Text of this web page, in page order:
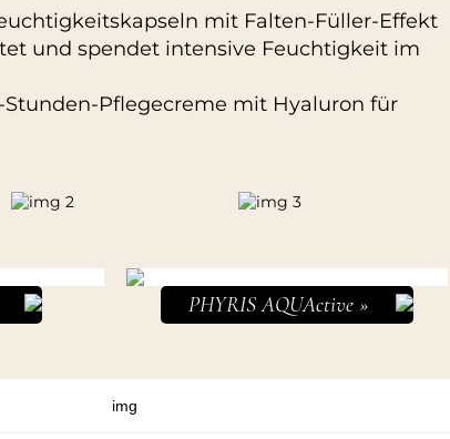
mit Falten-Füller-Effekt
und spendet intensive Feuchtigkeit im
Stunden-Pflegecreme mit Hyaluron für
PHYRIS AQUActive »